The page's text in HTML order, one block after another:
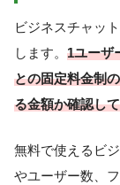
ビジネスチャッ
します。 1ユーザ
との固定料金制
る金額か確認し
無料で使えるビ
やユーザー数、